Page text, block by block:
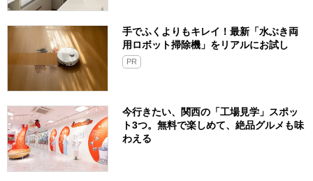
手でふくよりもキレイ！最新「水ぶき両
用ロボット掃除機」をリアルにお試し
PR
今行きたい、関西の「工場見学」スポッ
ト3つ。無料で楽しめて、絶品グルメも味
わえる